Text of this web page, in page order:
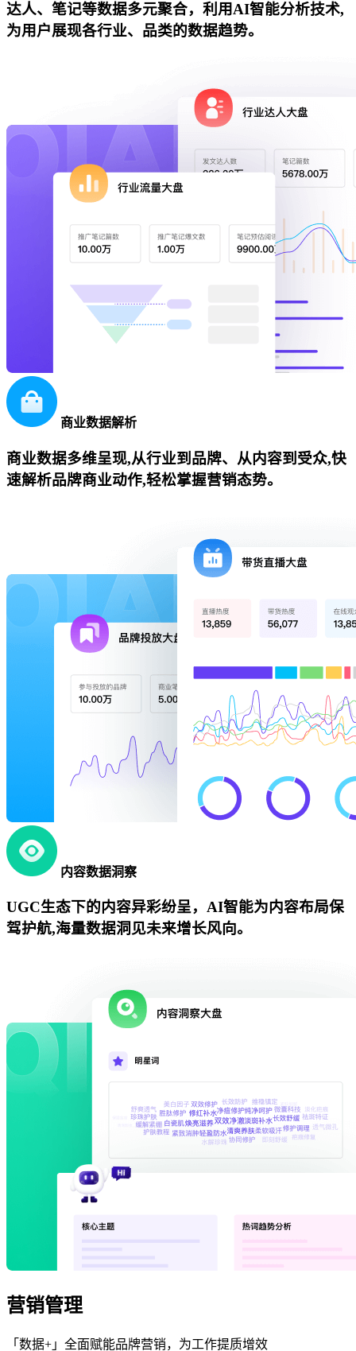
达人、笔记等数据多元聚合，利用AI智能分析技术,
为用户展现各行业、品类的数据趋势。
商业数据解析
商业数据多维呈现,从行业到品牌、从内容到受众,快
速解析品牌商业动作,轻松掌握营销态势。
内容数据洞察
UGC生态下的内容异彩纷呈，AI智能为内容布局保
驾护航,海量数据洞见未来增长风向。
营销管理
「数据+」全面赋能品牌营销，为工作提质增效